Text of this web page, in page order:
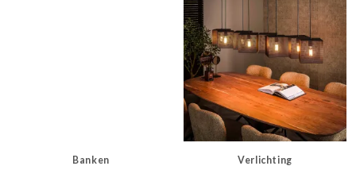
Banken Verlichting